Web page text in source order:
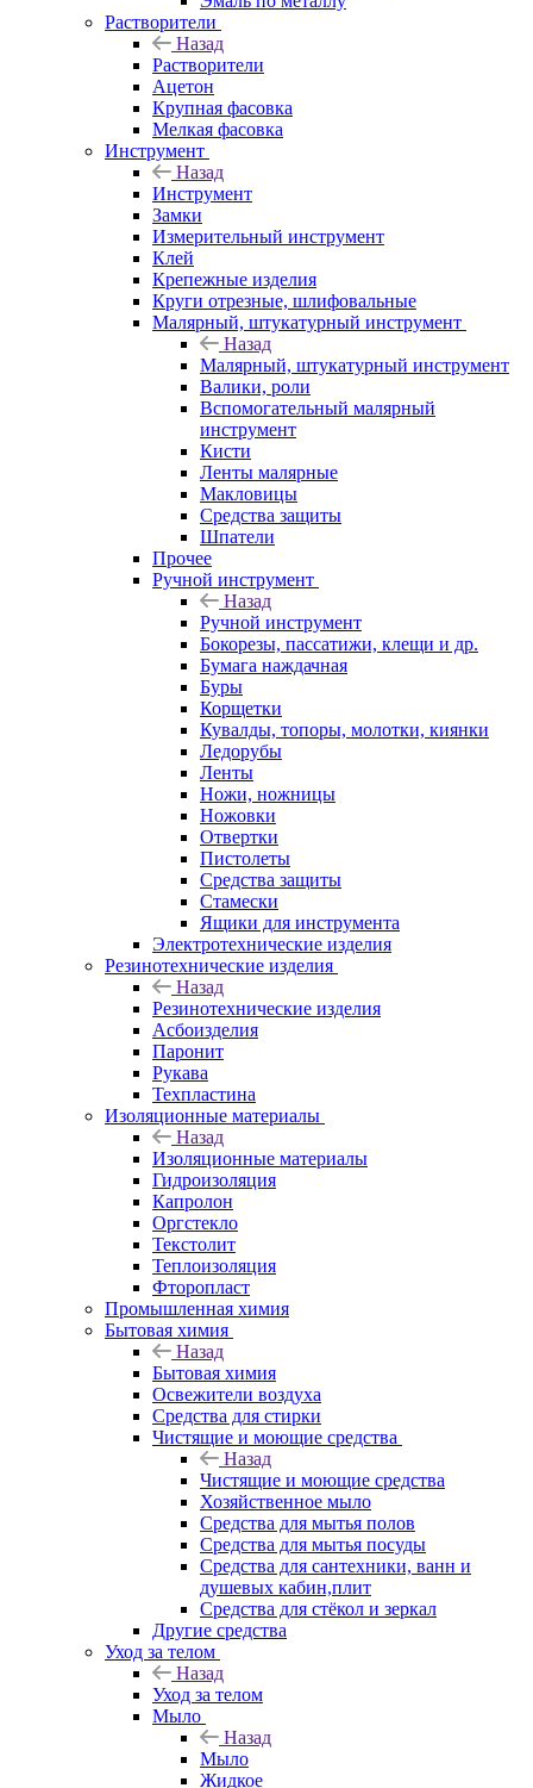
Растворители
Назад
Растворители
Ацетон
Крупная фасовка
Мелкая фасовка
Инструмент
Назад
Инструмент
Замки
Измерительный инструмент
Клей
Крепежные изделия
Круги отрезные, шлифовальные
Малярный, штукатурный инструмент
Назад
Малярный, штукатурный инструмент
Валики, роли
Вспомогательный малярный
инструмент
Кисти
Ленты малярные
Макловицы
Средства защиты
Шпатели
Прочее
Ручной инструмент
Назад
Ручной инструмент
Бокорезы, пассатижи, клещи и др.
Бумага наждачная
Буры
Корщетки
Кувалды, топоры, молотки, киянки
Ледорубы
Ленты
Ножи, ножницы
Ножовки
Отвертки
Пистолеты
Средства защиты
Стамески
Ящики для инструмента
Электротехнические изделия
Резинотехнические изделия
Назад
Резинотехнические изделия
Асбоизделия
Паронит
Рукава
Техпластина
Изоляционные материалы
Назад
Изоляционные материалы
Гидроизоляция
Капролон
Оргстекло
Текстолит
Теплоизоляция
Фторопласт
Промышленная химия
Бытовая химия
Назад
Бытовая химия
Освежители воздуха
Средства для стирки
Чистящие и моющие средства
Назад
Чистящие и моющие средства
Хозяйственное мыло
Средства для мытья полов
Средства для мытья посуды
Средства для сантехники, ванн и
душевых кабин,плит
Средства для стёкол и зеркал
Другие средства
Уход за телом
Назад
Уход за телом
Мыло
Назад
Мыло
Жидкое